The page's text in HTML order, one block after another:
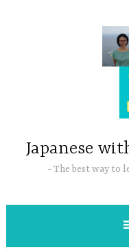
Japanese
The best way to